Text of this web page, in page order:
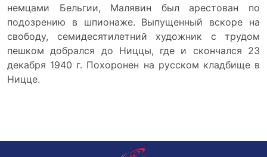
немцами Бельгии, Малявин был арестован по
подозрению в шпионаже. Выпущенный вскоре на
свободу, семидесятилетний художник с трудом
пешком добрался до Ниццы, где и скончался 23
декабря 1940 г. Похоронен на русском кладбище в
Ницце.